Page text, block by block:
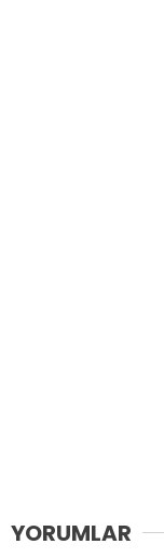
YORUMLAR